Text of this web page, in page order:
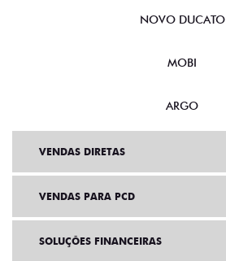
NOVO DUCATO
MOBI
ARGO
VENDAS DIRETAS
VENDAS PARA PCD
SOLUÇÕES FINANCEIRAS